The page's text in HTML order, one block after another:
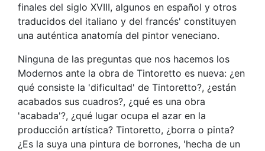
finales del siglo XVIII, algunos en español y otros
traducidos del italiano y del francés' constituyen
una auténtica anatomía del pintor veneciano.
Ninguna de las preguntas que nos hacemos los
Modernos ante la obra de Tintoretto es nueva: ¿en
qué consiste la 'dificultad' de Tintoretto?, ¿están
acabados sus cuadros?, ¿qué es una obra
'acabada'?, ¿qué lugar ocupa el azar en la
producción artística? Tintoretto, ¿borra o pinta?
¿Es la suya una pintura de borrones, 'hecha de un